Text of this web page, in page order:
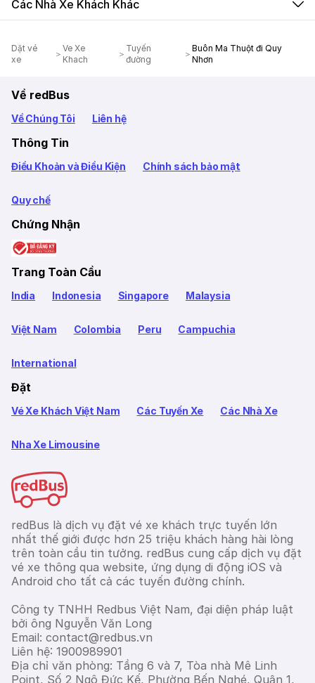
Các Nhà Xe Khách Khác
Dặt vé
xe
Ve Xe
Khach
Tuyến
đường
Buôn Ma Thuột đi Quy
Nhơn
Về redBus
Về Chúng Tôi Liên hệ
Thông Tin
Điều Khoản và Điều Kiện Chính sách bảo mật
Quy chế
Chứng Nhận
Trang Toàn Cầu
India Indonesia Singapore Malaysia
Việt Nam Colombia Peru Campuchia
International
Đặt
Vé Xe Khách Việt Nam Các Tuyến Xe Các Nhà Xe
Nha Xe Limousine
redBus là dịch vụ đặt vé xe khách trực tuyến lớn
nhất thế giới được hơn 25 triệu khách hàng hài lòng
trên toàn cầu tin tưởng. redBus cung cấp dịch vụ đặt
vé xe thông qua website, ứng dụng di động iOS và
Android cho tất cả các tuyến đường chính.
Công ty TNHH Redbus Việt Nam, đại diện pháp luật
bởi ông Nguyễn Văn Long
Email: contact@redbus.vn
Liên hệ: 1900989901
Địa chỉ văn phòng: Tầng 6 và 7, Tòa nhà Mê Linh
Point, Số 2 Ngô Đức Kế, Phường Bến Nghé, Quận 1,